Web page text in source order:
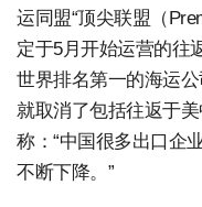
运同盟“顶尖联盟（
定于5月开始运营的往
世界排名第一的海运
就取消了包括往返于
称：“中国很多出口企
不断下降。”